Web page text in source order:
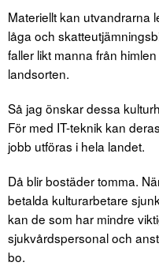
Materiellt kan utvandrarna
låga och
faller likt manna från
landsorten.
Så jag önskar dessa
För med IT-teknik kan
jobb utföras i hela landet.
Då blir bostäder tomma.
betalda kulturarbetare
kan de som har mindre
sjukvårdspersonal och
bo.